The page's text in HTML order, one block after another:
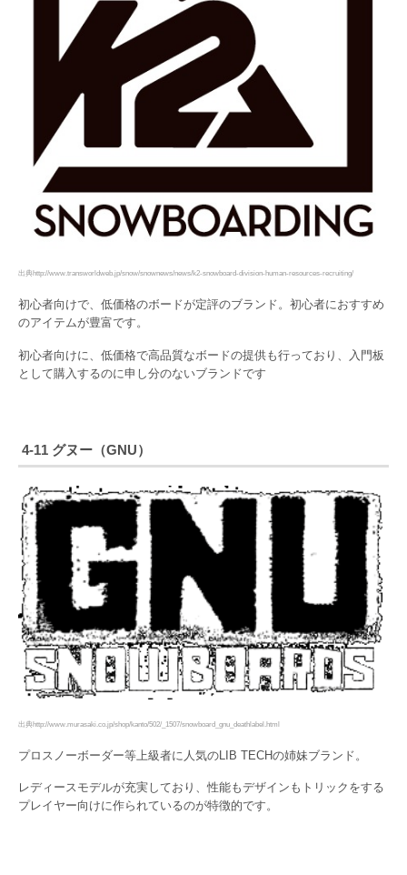
出典http://www.transworldweb.jp/snow/snownews/news/k2-snowboard-division-human-resources-recruiting/
初心者向けで、低価格のボードが定評のブランド。初心者におすすめ
のアイテムが豊富です。
初心者向けに、低価格で高品質なボードの提供も行っており、入門板
として購入するのに申し分のないブランドです
4-11 グヌー（GNU）
出典http://www.murasaki.co.jp/shop/kanto/502/_1507/snowboard_gnu_deathlabel.html
プロスノーボーダー等上級者に人気のLIB TECHの姉妹ブランド。
レディースモデルが充実しており、性能もデザインもトリックをする
プレイヤー向けに作られているのが特徴的です。